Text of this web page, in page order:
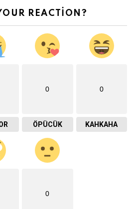
REACTION?
0
ÖPÜCÜK
0
KAHKAHA
0